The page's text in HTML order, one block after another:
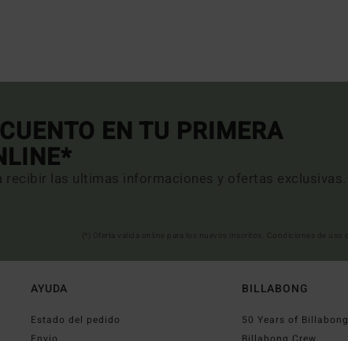
EN TU PRIMERA
recibir las ultimas informaciones y ofertas exclusivas.
AYUDA
Estado del pedido
BILLABONG
50 Years of Billabong